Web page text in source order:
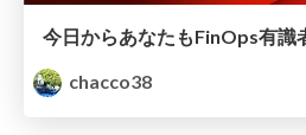
chacco38